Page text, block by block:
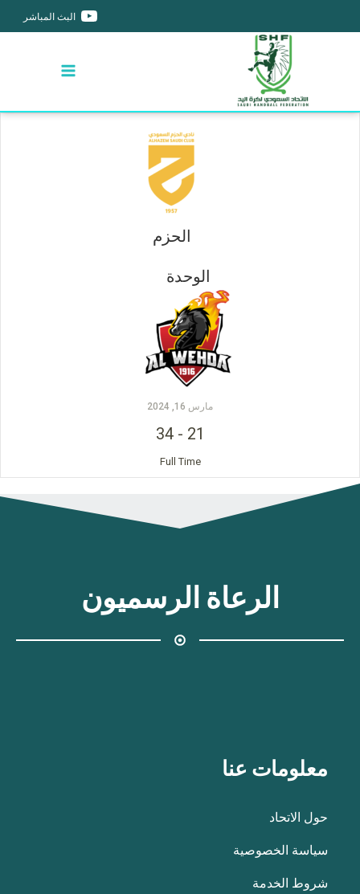
البث المباشر
الحزم
الوحدة
مارس 16, 2024
21
-
34
Full Time
الرعاة الرسميون
معلومات عنا
حول الاتحاد
سياسة الخصوصية
شروط الخدمة